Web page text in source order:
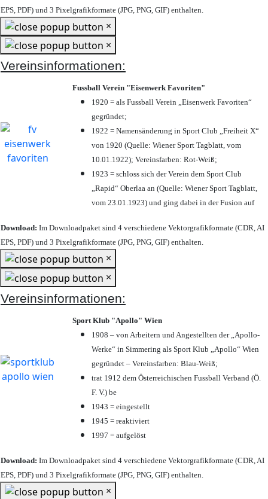
EPS, PDF) und 3 Pixelgrafikformate (JPG, PNG, GIF) enthalten.
×
×
Vereinsinformationen:
Fussball Verein "Eisenwerk Favoriten"
1920 = als Fussball Verein „Eisenwerk Favoriten“
gegründet;
1922 = Namensänderung in Sport Club „Freiheit X“
von 1920 (Quelle: Wiener Sport Tagblatt, vom
10.01.1922); Vereinsfarben: Rot-Weiß;
1923 = schloss sich der Verein dem Sport Club
„Rapid“ Oberlaa an (Quelle: Wiener Sport Tagblatt,
vom 23.01.1923) und ging dabei in der Fusion auf
Download: Im Downloadpaket sind 4 verschiedene Vektorgrafikformate (CDR, AI
EPS, PDF) und 3 Pixelgrafikformate (JPG, PNG, GIF) enthalten.
×
×
Vereinsinformationen:
Sport Klub "Apollo" Wien
1908 – von Arbeitern und Angestellten der „Apollo-
Werke“ in Simmering als Sport Klub „Apollo“ Wien
gegründet – Vereinsfarben: Blau-Weiß;
trat 1912 dem Österreichischen Fussball Verband (Ö.
F. V.) be
1943 = eingestellt
1945 = reaktiviert
1997 = aufgelöst
Download: Im Downloadpaket sind 4 verschiedene Vektorgrafikformate (CDR, AI
EPS, PDF) und 3 Pixelgrafikformate (JPG, PNG, GIF) enthalten.
×